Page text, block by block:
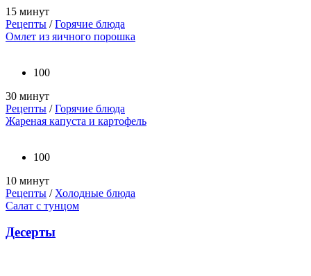
15 минут
Рецепты /Горячие блюда
Омлет из яичного порошка
100
30 минут
Рецепты /Горячие блюда
Жареная капуста и картофель
100
10 минут
Рецепты / Холодные блюда
Салат с тунцом
Десерты